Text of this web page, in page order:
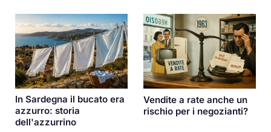
In Sardegna il bucato era
azzurro: storia
dell'azzurrino
Vendite a rate anche un
rischio per i negozianti?